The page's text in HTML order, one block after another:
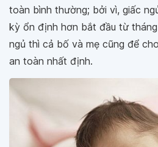
toàn bình thường; bởi vì, giấc
kỳ ổn định hơn bắt đầu từ
ngủ thì cả bố và mẹ cũng để
an toàn nhất định.